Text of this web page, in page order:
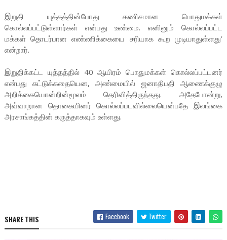
இறுதி யுத்தத்தின்போது கணிசமான பொதுமக்கள்
கொல்லப்பட்டுள்ளார்கள் என்பது உண்மை. எனினும் கொல்லப்பட்ட
மக்கள் தொடர்பான எண்ணிக்கையை சரியாக கூற முடியாதுள்ளது’
என்றார்.
இறுதிக்கட்ட யுத்தத்தில் 40 ஆயிரம் பொதுமக்கள் கொல்லப்பட்டனர்
என்பது கட்டுக்கதையென, அண்மையில் ஜனாதிபதி ஆணைக்குழு
அறிக்கையொன்றின்மூலம் தெரிவித்திருந்தது. அதேபோன்று,
அவ்வாறான தொகையினர் கொல்லப்படவில்லையென்பதே இலங்கை
அரசாங்கத்தின் கருத்தாகவும் உள்ளது.
SHARE THIS Facebook Twitter